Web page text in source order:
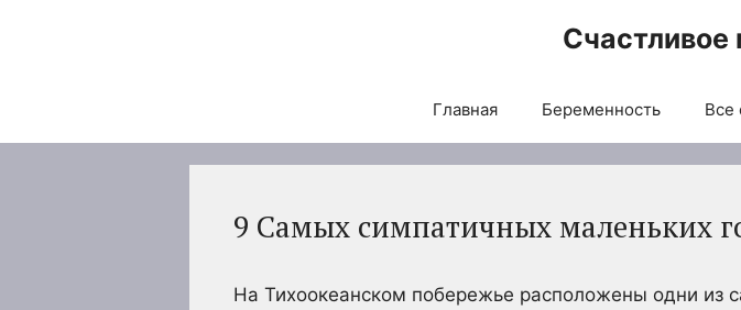
Счастливое
Главная Беременность Все
9 Самых симпатичных маленьких
На Тихоокеанском побережье расположены одни из